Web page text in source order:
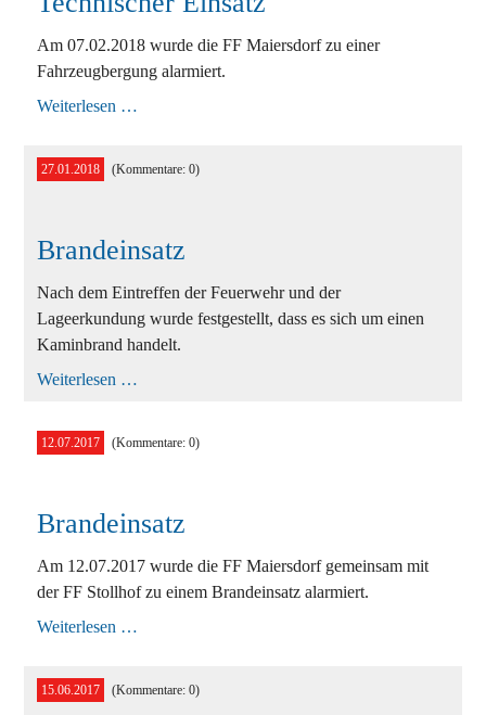
Bekleidung
Ausbildung
Bewerbe
Jugend
Am 07.02.2018 wurde die FF Maiersdorf zu einer
Fahrzeugbergung alarmiert.
Weiterlesen …
27.01.2018 (Kommentare: 0)
Brandeinsatz
Nach dem Eintreffen der Feuerwehr und der
Lageerkundung wurde festgestellt, dass es sich um einen
Kaminbrand handelt.
Weiterlesen …
12.07.2017 (Kommentare: 0)
Brandeinsatz
Am 12.07.2017 wurde die FF Maiersdorf gemeinsam mit
der FF Stollhof zu einem Brandeinsatz alarmiert.
Weiterlesen …
15.06.2017 (Kommentare: 0)